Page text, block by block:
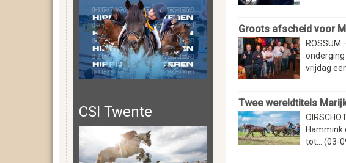
CSI Twente
Groots afscheid voor
vrijdag
Twee wereldtitels
Hammink
tot... (03-